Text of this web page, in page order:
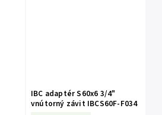
IBC adaptér S60x6 3/4"
vnútorný závit IBCS60F-F034